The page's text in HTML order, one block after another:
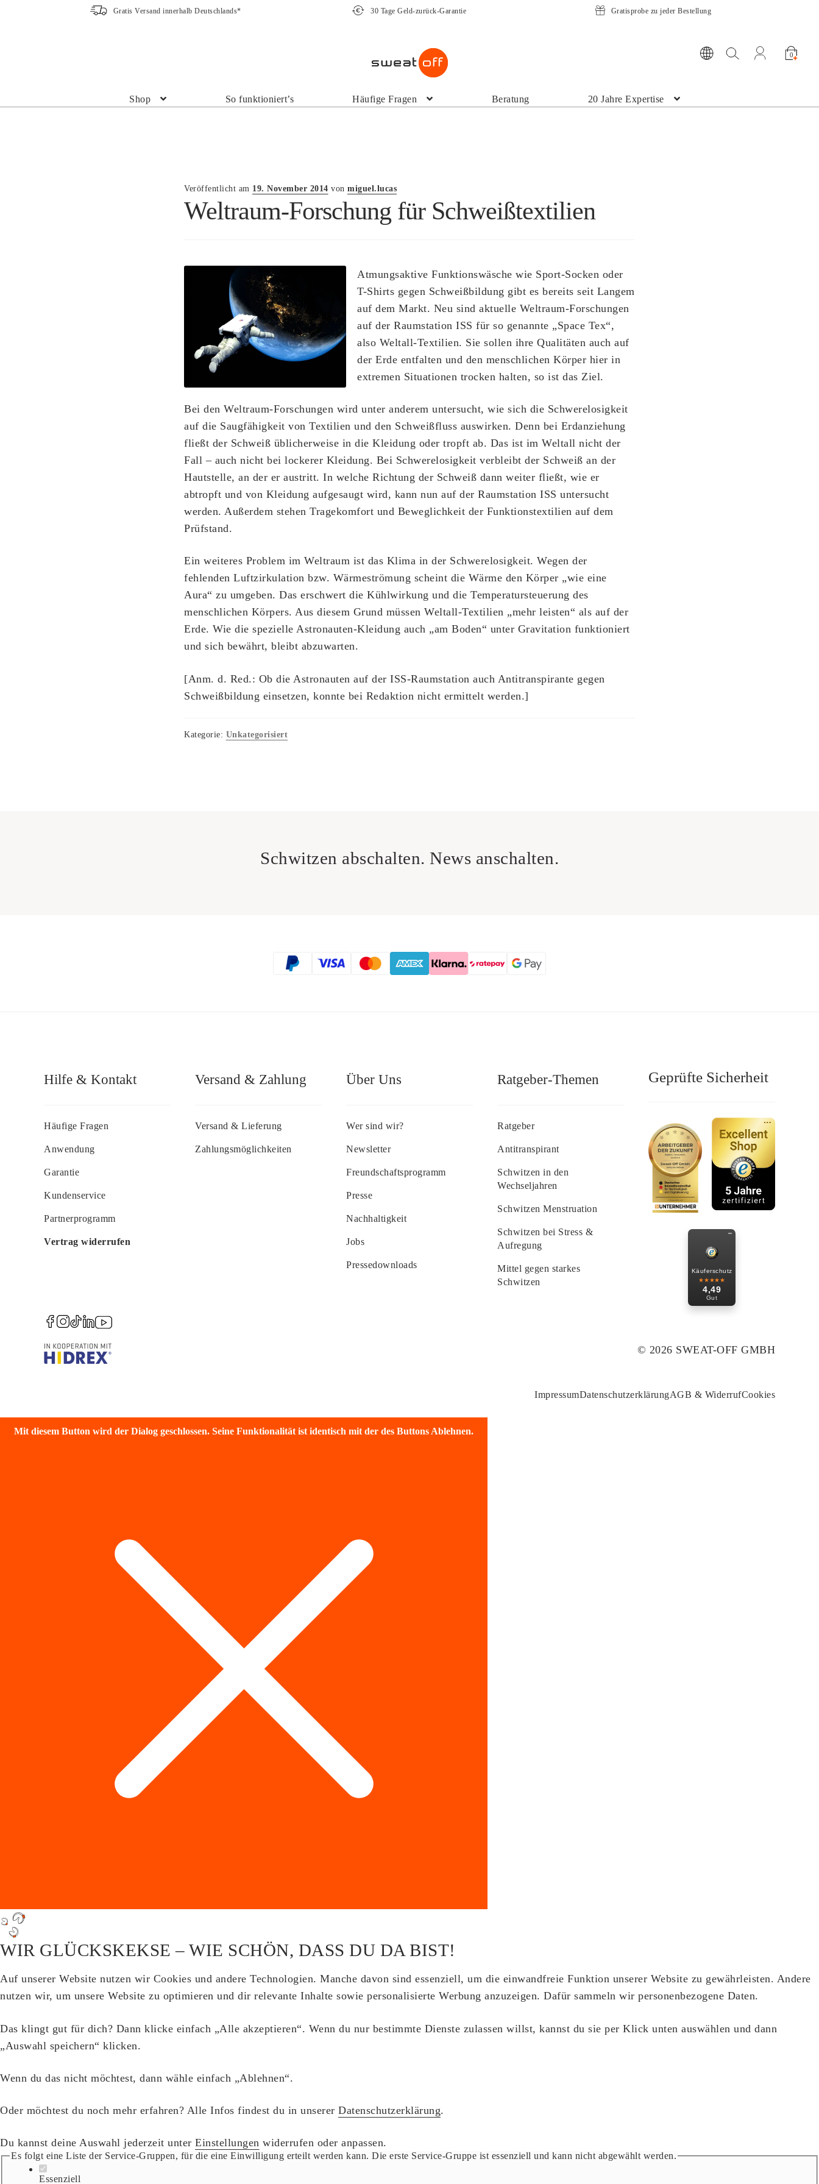
Gratis Versand innerhalb Deutschlands* 30 Tage Geld-zurück-Garantie Gratisprobe zu jeder Bestellung
Suche öffnenMein Konto
Shop So funktioniert’s Häufige Fragen Beratung 20 Jahre Expertise
0
Veröffentlicht am 19. November 2014 von miguel.lucas
Weltraum-Forschung für Schweißtextilien
Atmungsaktive Funktionswäsche wie Sport-Socken oder
T-Shirts gegen Schweißbildung gibt es bereits seit Langem
auf dem Markt. Neu sind aktuelle Weltraum-Forschungen
auf der Raumstation ISS für so genannte „Space Tex“,
also Weltall-Textilien. Sie sollen ihre Qualitäten auch auf
der Erde entfalten und den menschlichen Körper hier in
extremen Situationen trocken halten, so ist das Ziel.
Bei den Weltraum-Forschungen wird unter anderem untersucht, wie sich die Schwerelosigkeit
auf die Saugfähigkeit von Textilien und den Schweißfluss auswirken. Denn bei Erdanziehung
fließt der Schweiß üblicherweise in die Kleidung oder tropft ab. Das ist im Weltall nicht der
Fall – auch nicht bei lockerer Kleidung. Bei Schwerelosigkeit verbleibt der Schweiß an der
Hautstelle, an der er austritt. In welche Richtung der Schweiß dann weiter fließt, wie er
abtropft und von Kleidung aufgesaugt wird, kann nun auf der Raumstation ISS untersucht
werden. Außerdem stehen Tragekomfort und Beweglichkeit der Funktionstextilien auf dem
Prüfstand.
Ein weiteres Problem im Weltraum ist das Klima in der Schwerelosigkeit. Wegen der
fehlenden Luftzirkulation bzw. Wärmeströmung scheint die Wärme den Körper „wie eine
Aura“ zu umgeben. Das erschwert die Kühlwirkung und die Temperatursteuerung des
menschlichen Körpers. Aus diesem Grund müssen Weltall-Textilien „mehr leisten“ als auf der
Erde. Wie die spezielle Astronauten-Kleidung auch „am Boden“ unter Gravitation funktioniert
und sich bewährt, bleibt abzuwarten.
[Anm. d. Red.: Ob die Astronauten auf der ISS-Raumstation auch Antitranspirante gegen
Schweißbildung einsetzen, konnte bei Redaktion nicht ermittelt werden.]
Kategorie: Unkategorisiert
Schwitzen abschalten. News anschalten.
Hilfe & Kontakt
Häufige Fragen
Anwendung
Garantie
Kundenservice
Partnerprogramm
Vertrag widerrufen
Versand & Zahlung
Versand & Lieferung
Zahlungsmöglichkeiten
Über Uns
Wer sind wir?
Newsletter
Freundschaftsprogramm
Presse
Nachhaltigkeit
Jobs
Pressedownloads
Ratgeber-Themen
Ratgeber
Antitranspirant
Schwitzen in den
Wechseljahren
Schwitzen Menstruation
Schwitzen bei Stress &
Aufregung
Mittel gegen starkes
Schwitzen
Geprüfte Sicherheit
Käuferschutz
★★★★★
4,49
Gut
© 2026 SWEAT-OFF GMBH
ImpressumDa­ten­schutz­er­klä­rungAGB & WiderrufCookies
Mit diesem Button wird der Dialog geschlossen. Seine Funktionalität ist identisch mit der des Buttons Ablehnen.
WIR GLÜCKSKEKSE – WIE SCHÖN, DASS DU DA BIST!
Auf unserer Website nutzen wir Cookies und andere Technologien. Manche davon sind essenziell, um die einwandfreie Funktion unserer Website zu gewährleisten. Andere
nutzen wir, um unsere Website zu optimieren und dir relevante Inhalte sowie personalisierte Werbung anzuzeigen. Dafür sammeln wir personenbezogene Daten.
Das klingt gut für dich? Dann klicke einfach „Alle akzeptieren“. Wenn du nur bestimmte Dienste zulassen willst, kannst du sie per Klick unten auswählen und dann
„Auswahl speichern“ klicken.
Wenn du das nicht möchtest, dann wähle einfach „Ablehnen“.
Oder möchtest du noch mehr erfahren? Alle Infos findest du in unserer Datenschutzerklärung.
Du kannst deine Auswahl jederzeit unter Einstellungen widerrufen oder anpassen.
Es folgt eine Liste der Service-Gruppen, für die eine Einwilligung erteilt werden kann. Die erste Service-Gruppe ist essenziell und kann nicht abgewählt werden.
Essenziell